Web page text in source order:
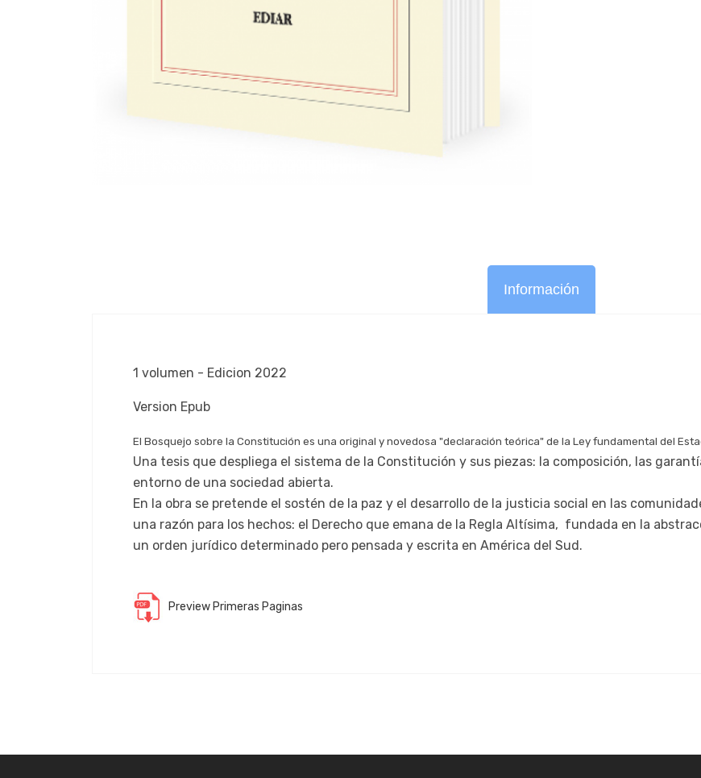
Información
1 volumen - Edicion 2022
Version Epub
El Bosquejo sobre la Constitución es una original y novedosa "declaración teórica" de la Ley fundamental del
Una tesis que despliega el sistema de la Constitución y sus piezas: la composición, las
entorno de una sociedad abierta.
En la obra se pretende el sostén de la paz y el desarrollo de la justicia social en las
una razón para los hechos: el Derecho que emana de la Regla Altísima, fundada en la
un orden jurídico determinado pero pensada y escrita en América del Sud.
Preview Primeras Paginas